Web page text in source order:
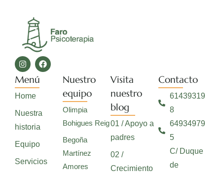
Menú
Home
Nuestra
historia
Equipo
Servicios
Nuestro
equipo
Olimpia
Bohigues Reig
Begoña
Martínez
Amores
Visita
nuestro
blog
01 / Apoyo a
padres
02 /
Crecimiento
Contacto
61439319
8
64934979
5
C/ Duque
de